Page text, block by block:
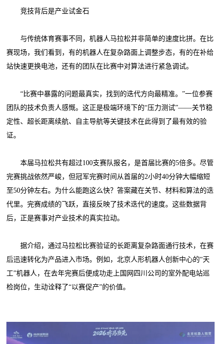
竞技背后是产业试金石
与传统体育赛事不同，机器人马拉松并非简单的速度比拼。在比
赛现场，我们看到，有的机器人在复杂路面上调整步态，有的在补给
站快速更换电池，还有的团队在比赛中对算法进行紧急调试。
“比赛中暴露的问题最真实，找到的迭代方向最精准。”一位参赛
团队的技术负责人感慨。这正是极端环境下的“压力测试”——关节稳
定性、超长距离续航、自主导航等关键技术在此得到了最有效的验
证。
本届马拉松共有超过100支赛队报名，是首届比赛的5倍多。尽管
完赛挑战依然严峻，但冠军完赛时间从首届的2小时40分钟大幅缩短
至50分钟左右。为什么能跑这么快？答案藏在关节、材料和算法的迭
代里。完赛成绩的飞跃，直接反映了技术迭代的速度。这些数据背
后，正是赛事对产业技术的真实拉动。
据介绍，通过马拉松比赛验证的长距离复杂路面通行技术，在赛
后迅速转化为产品进入市场。例如，北京人形机器人创新中心的“天
工”机器人，在去年完赛后便成功走上国网四川公司的室外配电站巡
检岗位，生动诠释了“以赛促产”的价值。